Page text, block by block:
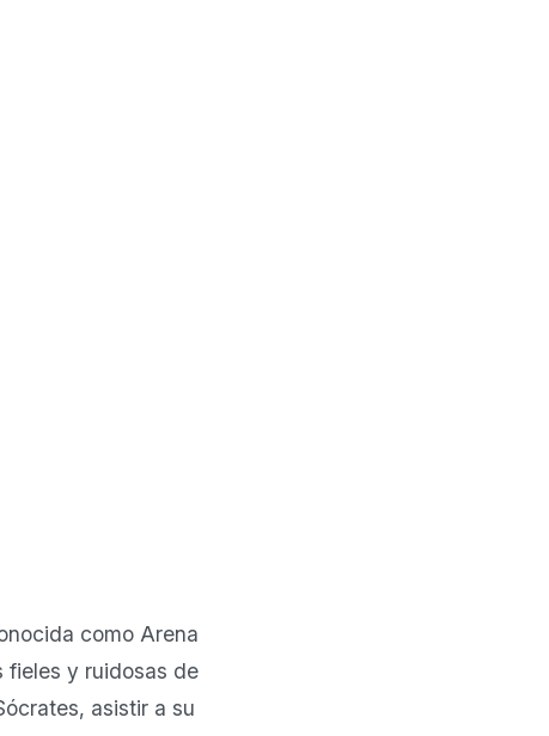
como Arena
fieles y ruidosas de
asistir a su